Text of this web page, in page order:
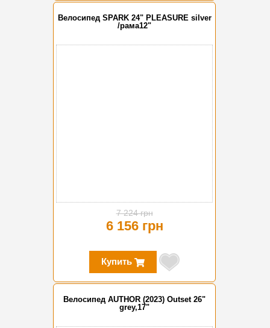
Велосипед SPARK 24" PLEASURE silver
/рама12"
7 224 грн
6 156 грн
Купить
Велосипед AUTHOR (2023) Outset 26"
grey,17"